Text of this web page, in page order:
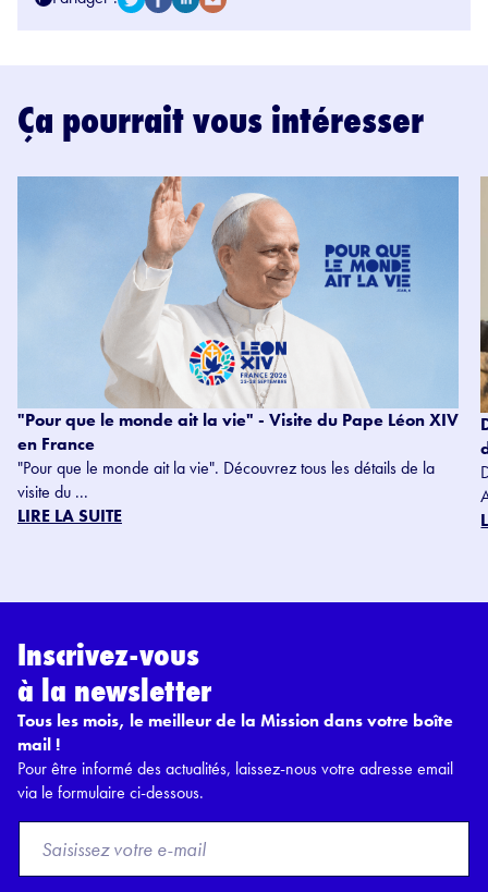
Ça pourrait vous intéresser
"Pour que le monde ait la vie" - Visite du Pape Léon XIV
en France
"Pour que le monde ait la vie". Découvrez tous les détails de la
visite du ...
LIRE LA SUITE
Inscrivez-vous
à la newsletter
Tous les mois, le meilleur de la Mission dans votre boîte
mail !
Pour être informé des actualités, laissez-nous votre adresse email
via le formulaire ci-dessous.
o